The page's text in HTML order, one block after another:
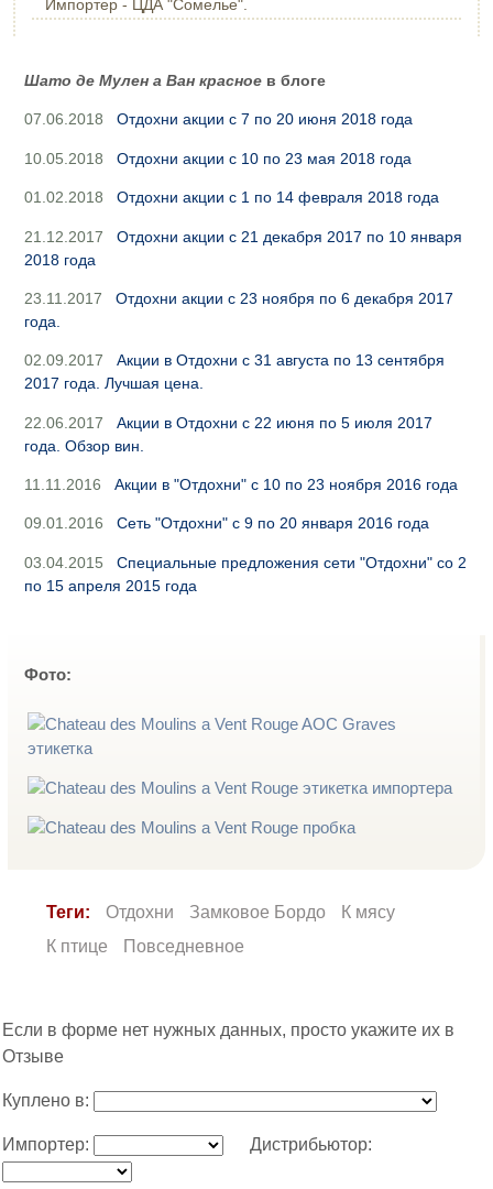
Импортер - ЦДА "Сомелье".
Шато де Мулен а Ван красное в блоге
07.06.2018 Отдохни акции с 7 по 20 июня 2018 года
10.05.2018 Отдохни акции с 10 по 23 мая 2018 года
01.02.2018 Отдохни акции с 1 по 14 февраля 2018 года
21.12.2017
Отдохни акции с 21 декабря 2017 по 10 января
2018 года
23.11.2017
Отдохни акции с 23 ноября по 6 декабря 2017
года.
02.09.2017
Акции в Отдохни с 31 августа по 13 сентября
2017 года. Лучшая цена.
22.06.2017
Акции в Отдохни с 22 июня по 5 июля 2017
года. Обзор вин.
11.11.2016 Акции в "Отдохни" с 10 по 23 ноября 2016 года
09.01.2016 Cеть "Отдохни" с 9 по 20 января 2016 года
03.04.2015
Специальные предложения сети "Отдохни" со 2
по 15 апреля 2015 года
Фото:
Теги: Отдохни Замковое Бордо
К мясу
К птице
Повседневное
Если в форме нет нужных данных, просто укажите их в
Отзыве
Куплено в:
Импортер: Дистрибьютор: